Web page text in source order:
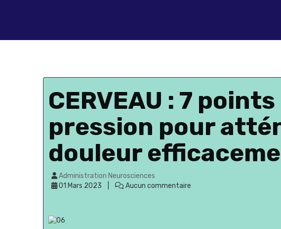
CERVEAU : 7
pression pour
douleur
Administration Neurosciences
01 Mars 2023
Aucun commentaire